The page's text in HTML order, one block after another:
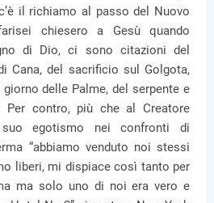
il richiamo al passo del Nuovo
chiesero a Gesù quando
di Dio, ci sono citazioni del
Cana, del sacrificio sul Golgota,
delle Palme, del serpente e
Per contro, più che al Creatore
egotismo nei confronti di
“abbiamo venduto noi stessi
liberi, mi dispiace così tanto per
ma solo uno di noi era vero e